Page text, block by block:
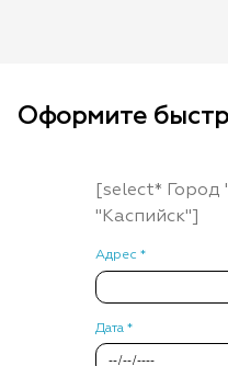
Оформите
[select*
"Каспийск"]
Адрес *
Дата *